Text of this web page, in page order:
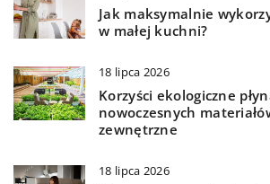
Jak maksymalnie
w małej kuchni?
18 lipca 2026
Korzyści ekologiczne
nowoczesnych
zewnętrzne
18 lipca 2026